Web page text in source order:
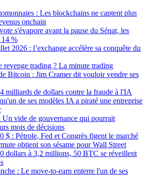
: Les blockchains ne captent plus
onchain
s'évapore avant la pause du Sénat, les
14 %
2026 : l’exchange accélère sa conquête du
revenge trading ? La minute trading
Bitcoin : Jim Cramer dit vouloir vendre ses
milliards de dollars contre la fraude à l'IA
de ses modèles IA a piraté une entreprise
Un vide de gouvernance qui pourrait
mois de décisions
$ : Pétrole, Fed et Congrès figent le marché
obtient son sésame pour Wall Street
dollars à 3,2 millions, 50 BTC se réveillent
: Le move-to-earn enterre l'un de ses